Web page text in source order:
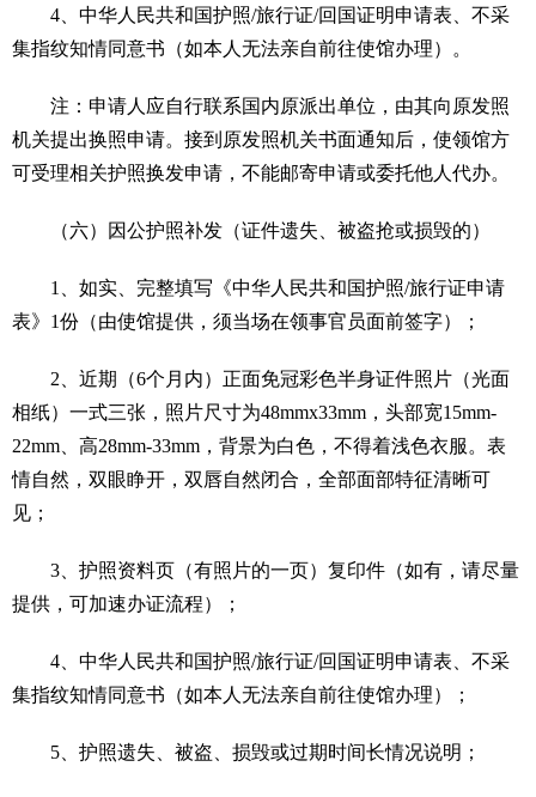
4、中华人民共和国护照/旅行证/回国证明申请表、不采
集指纹知情同意书（如本人无法亲自前往使馆办理）。
注：申请人应自行联系国内原派出单位，由其向原发照
机关提出换照申请。接到原发照机关书面通知后，使领馆方
可受理相关护照换发申请，不能邮寄申请或委托他人代办。
（六）因公护照补发（证件遗失、被盗抢或损毁的）
1、如实、完整填写《中华人民共和国护照/旅行证申请
表》1份（由使馆提供，须当场在领事官员面前签字）；
2、近期（6个月内）正面免冠彩色半身证件照片（光面
相纸）一式三张，照片尺寸为48mmx33mm，头部宽15mm-
22mm、高28mm-33mm，背景为白色，不得着浅色衣服。表
情自然，双眼睁开，双唇自然闭合，全部面部特征清晰可
见；
3、护照资料页（有照片的一页）复印件（如有，请尽量
提供，可加速办证流程）；
4、中华人民共和国护照/旅行证/回国证明申请表、不采
集指纹知情同意书（如本人无法亲自前往使馆办理）；
5、护照遗失、被盗、损毁或过期时间长情况说明；